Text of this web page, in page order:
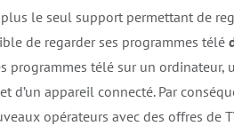
le seul support permettant de
de regarder ses programmes télé
programmes télé sur un
d’un appareil connecté. Par
opérateurs avec des offres de